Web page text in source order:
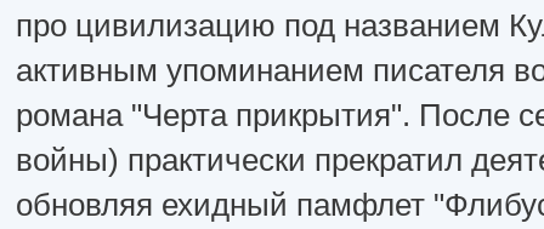
про цивилизацию под названием
активным упоминанием писателя
романа "Черта прикрытия". После
войны) практически прекратил
обновляя ехидный памфлет